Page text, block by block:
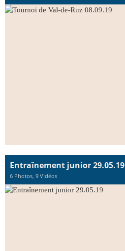
Entraînement junior 29.05.19
6 Photos, 9 Vidéos